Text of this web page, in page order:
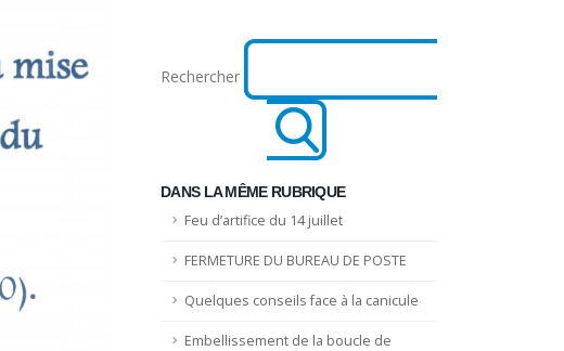
Rechercher
DANS LA MÊME RUBRIQUE
Feu d’artifice du 14 juillet
FERMETURE DU BUREAU DE POSTE
Quelques conseils face à la canicule
Embellissement de la boucle de